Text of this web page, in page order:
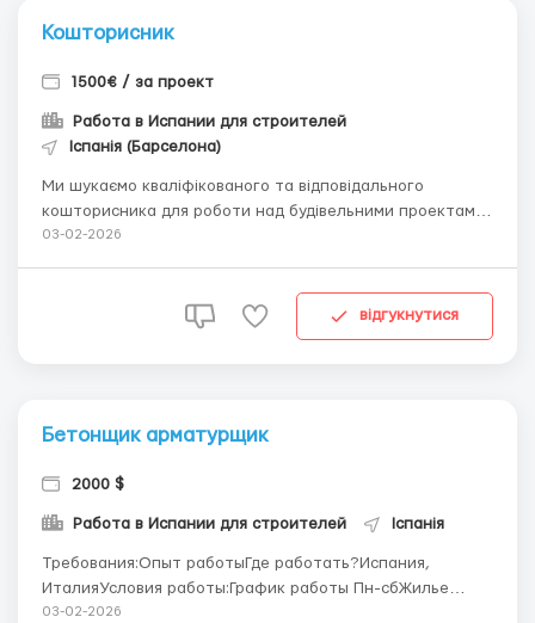
Кошторисник
1500€ / за проект
Работа в Испании для строителей
Іспанія (Барселона)
Ми шукаємо кваліфікованого та відповідального
кошторисника для роботи над будівельними проектами
в Іспанії. Наша компанія спеціалізується на житловому
вимога: Досвід роботи з іспанськими будівельними...
03-02-2026
відгукнутися
Бетонщик арматурщик
2000 $
Работа в Испании для строителей Іспанія
Требования:Опыт работыГде работать?Испания,
ИталияУсловия работы:График работы Пн-сбЖилье
предоставляетьсяОплата на банковские счетаПрямой
03-02-2026